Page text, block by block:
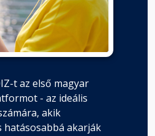
t az első magyar
- az ideális
akik
hatásosabbá akarják